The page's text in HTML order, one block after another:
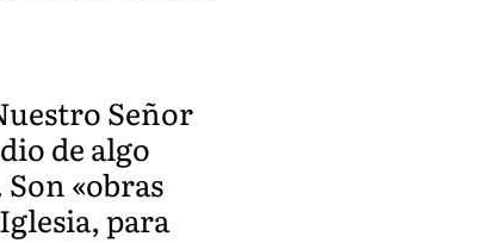
Señor
de algo
«obras
para